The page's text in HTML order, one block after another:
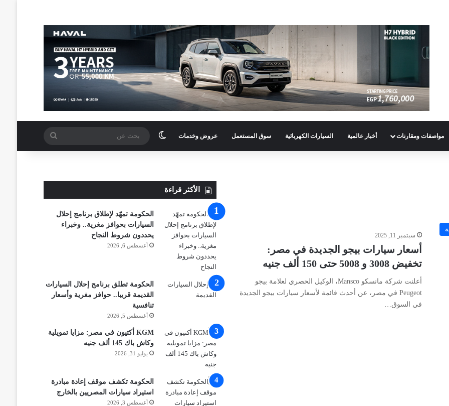
مواصفات ومقارنات أخبار عالمية السيارات الكهربائية سوق المستعمل عروض وخدمات الوضع المظلم بحث
عن
سبتمبر 11, 2025
أسعار سيارات بيجو الجديدة في مصر:
تخفيض 3008 و 5008 حتى 150 ألف جنيه
أعلنت شركة مانسكو Mansco، الوكيل الحصري لعلامة بیجو
Peugeot في مصر، عن أحدث قائمة لأسعار سيارات بيجو الجديدة
في السوق…
الأكثر قراءة
الحكومة تمهّد لإطلاق برنامج إحلال
السيارات بحوافز مغرية.. وخبراء
يحددون شروط النجاح
أغسطس 6, 2026
الحكومة تطلق برنامج إحلال السيارات
القديمة قريبا.. حوافز مغرية وأسعار
تنافسية
أغسطس 5, 2026
KGM أكتيون في مصر: مزايا تمويلية
وكاش باك 145 ألف جنيه
يوليو 31, 2026
الحكومة تكشف موقف إعادة مبادرة
استيراد سيارات المصريين بالخارج
أغسطس 3, 2026